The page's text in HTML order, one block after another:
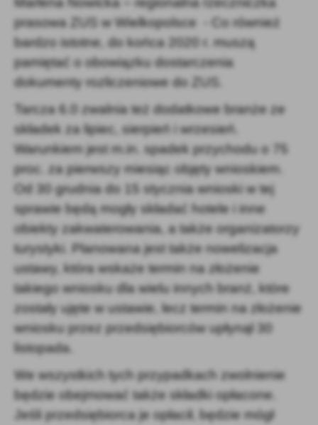
prasowa ZUS w Wielkopolsce - Co również
bardzo istotne, do końca 2020 r. muszą
pamiętać o obowiązku dostarczenia
dokumenty rozliczeniowe do ZUS.
Tarcza 6.0 zwalnia też dodatkowe branże ze
składek za lipiec, sierpień i wrzesień.
Warunkiem jest m.in. spadek przychodu o 75
proc. za pierwszy miesiąc objęty wnioskiem.
Od 30 grudnia do 15 stycznia wnioski w tej
sprawie będą mogły składać hotele i inne
obiekty zakwaterowania, a także organizatorzy
turystyki. Planowana jest także nowelizacja
ustawy, która wskaże termin na złożenie
takiego wniosku dla wielu innych branż, które
zostały ujęte w ustawie, lecz termin na złożenie
wniosku przez przedsiębiorców upłynął 30
listopada.
We wszystkich tych przypadkach zwolnienie
będzie obejmować także składki opłacone.
Jeśli przedsiębiorca je opłacił, będzie mógł